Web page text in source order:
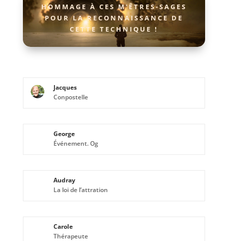
HOMMAGE À CES M'ÊTRES-SAGES
POUR LA RECONNAISSANCE DE
CETTE TECHNIQUE !
Jacques
Conpostelle
George
Événement. Og
Audray
La loi de l’attration
Carole
Thérapeute